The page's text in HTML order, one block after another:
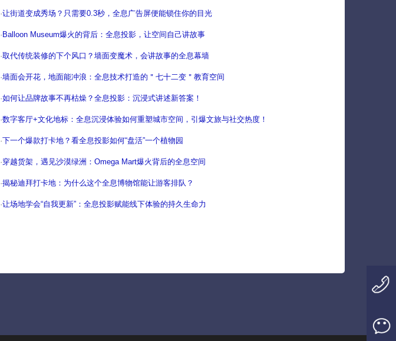
·让街道变成秀场？只需要0.3秒，全息广告屏便能锁住你的目光
· Balloon Museum爆火的背后：全息投影，让空间自己讲故事
·取代传统装修的下个风口？墙面变魔术，会讲故事的全息幕墙
·墙面会开花，地面能冲浪：全息技术打造的＂七十二变＂教育空间
·如何让品牌故事不再枯燥？全息投影：沉浸式讲述新答案！
·数字客厅+文化地标：全息沉浸体验如何重塑城市空间，引爆文旅与社交热度！
·下一个爆款打卡地？看全息投影如何“盘活”一个植物园
·穿越货架，遇见沙漠绿洲：Omega Mart爆火背后的全息空间
·揭秘迪拜打卡地：为什么这个全息博物馆能让游客排队？
·让场地学会“自我更新”：全息投影赋能线下体验的持久生命力